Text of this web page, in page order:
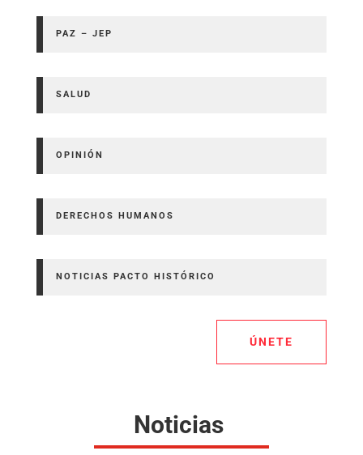
PAZ – JEP
SALUD
OPINIÓN
DERECHOS HUMANOS
NOTICIAS PACTO HISTÓRICO
ÚNETE
Noticias